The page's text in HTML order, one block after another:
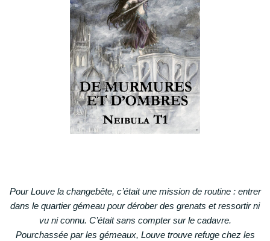
Pour Louve la changebête, c’était une mission de routine : entrer
dans le quartier gémeau pour dérober des grenats et ressortir ni
vu ni connu. C’était sans compter sur le cadavre.
Pourchassée par les gémeaux, Louve trouve refuge chez les